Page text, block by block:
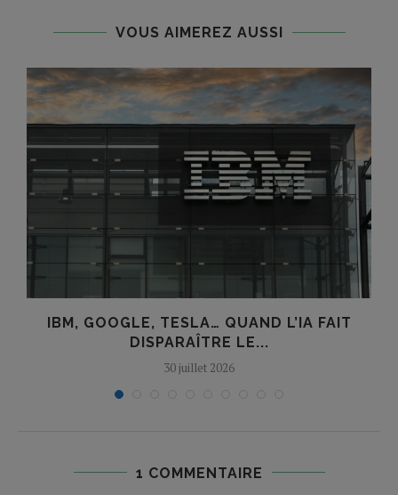
VOUS AIMEREZ AUSSI
IBM, GOOGLE, TESLA… QUAND L’IA FAIT
DISPARAÎTRE LE...
30 juillet 2026
1 COMMENTAIRE